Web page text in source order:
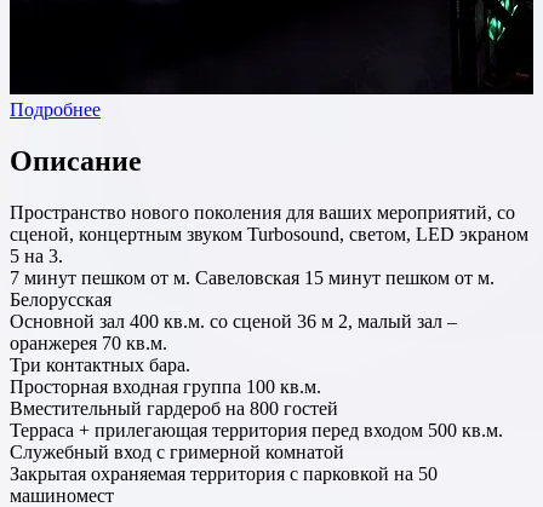
Подробнее
Описание
Пространство нового поколения для ваших мероприятий, со
сценой, концертным звуком Turbosound, светом, LED экраном
5 на 3.
7 минут пешком от м. Савеловская 15 минут пешком от м.
Белорусская
Основной зал 400 кв.м. со сценой 36 м 2, малый зал –
оранжерея 70 кв.м.
Три контактных бара.
Просторная входная группа 100 кв.м.
Вместительный гардероб на 800 гостей
Терраса + прилегающая территория перед входом 500 кв.м.
Служебный вход с гримерной комнатой
Закрытая охраняемая территория с парковкой на 50
машиномест